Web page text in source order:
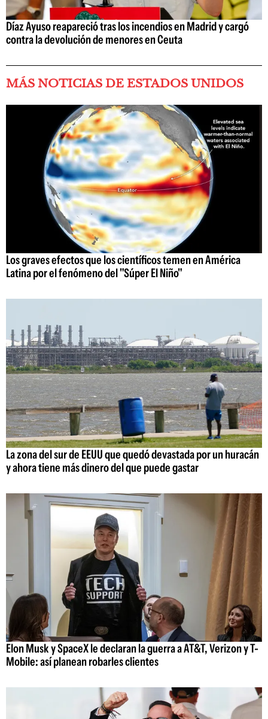
Díaz Ayuso reapareció tras los incendios en Madrid y cargó
contra la devolución de menores en Ceuta
MÁS NOTICIAS DE ESTADOS UNIDOS
Los graves efectos que los científicos temen en América
Latina por el fenómeno del "Súper El Niño"
La zona del sur de EEUU que quedó devastada por un huracán
y ahora tiene más dinero del que puede gastar
Elon Musk y SpaceX le declaran la guerra a AT&T, Verizon y T-
Mobile: así planean robarles clientes